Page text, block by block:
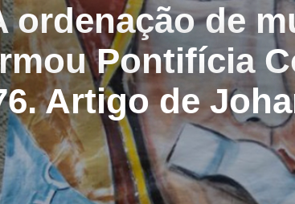
ordenação de
Pontifícia
Artigo de